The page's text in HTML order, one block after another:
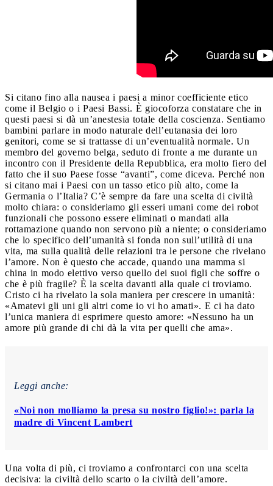
Si citano fino alla nausea i paesi a minor coefficiente etico
come il Belgio o i Paesi Bassi. È giocoforza constatare che in
questi paesi si dà un’anestesia totale della coscienza. Sentiamo
bambini parlare in modo naturale dell’eutanasia dei loro
genitori, come se si trattasse di un’eventualità normale. Un
membro del governo belga, seduto di fronte a me durante un
incontro con il Presidente della Repubblica, era molto fiero del
fatto che il suo Paese fosse “avanti”, come diceva. Perché non
si citano mai i Paesi con un tasso etico più alto, come la
Germania o l’Italia? C’è sempre da fare una scelta di civiltà
molto chiara: o consideriamo gli esseri umani come dei robot
funzionali che possono essere eliminati o mandati alla
rottamazione quando non servono più a niente; o consideriamo
che lo specifico dell’umanità si fonda non sull’utilità di una
vita, ma sulla qualità delle relazioni tra le persone che rivelano
l’amore. Non è questo che accade, quando una mamma si
china in modo elettivo verso quello dei suoi figli che soffre o
che è più fragile? È la scelta davanti alla quale ci troviamo.
Cristo ci ha rivelato la sola maniera per crescere in umanità:
«Amatevi gli uni gli altri come io vi ho amati». E ci ha dato
l’unica maniera di esprimere questo amore: «Nessuno ha un
amore più grande di chi dà la vita per quelli che ama».
Leggi anche:
«Noi non molliamo la presa su nostro figlio!»: parla la
madre di Vincent Lambert
Una volta di più, ci troviamo a confrontarci con una scelta
decisiva: la civiltà dello scarto o la civiltà dell’amore.